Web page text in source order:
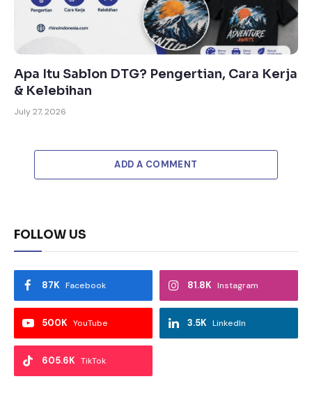
Apa Itu Sablon DTG? Pengertian, Cara Kerja
& Kelebihan
July 27, 2026
ADD A COMMENT
FOLLOW US
Facebook
87K Instagram
81.8K
YouTube
500K LinkedIn
3.5K
TikTok
605.6K